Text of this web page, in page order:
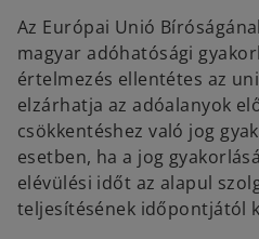
Az Európai Unió
magyar adóhatósági
értelmezés ellentétes az
elzárhatja az adóalanyok
csökkentéshez való jog
esetben, ha a jog
elévülési időt az alapul
teljesítésének időpontjától